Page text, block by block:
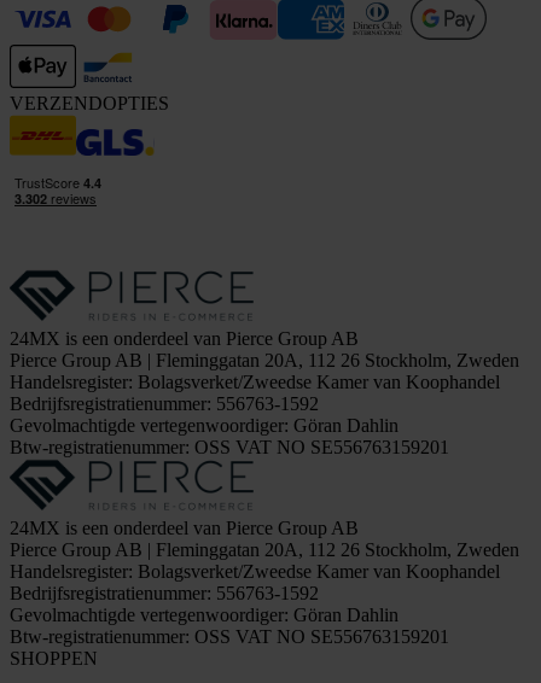
VERZENDOPTIES
24MX is een onderdeel van Pierce Group AB
Pierce Group AB | Fleminggatan 20A, 112 26 Stockholm, Zweden
Handelsregister: Bolagsverket/Zweedse Kamer van Koophandel
Bedrijfsregistratienummer: 556763-1592
Gevolmachtigde vertegenwoordiger: Göran Dahlin
Btw-registratienummer: OSS VAT NO SE556763159201
24MX is een onderdeel van Pierce Group AB
Pierce Group AB | Fleminggatan 20A, 112 26 Stockholm, Zweden
Handelsregister: Bolagsverket/Zweedse Kamer van Koophandel
Bedrijfsregistratienummer: 556763-1592
Gevolmachtigde vertegenwoordiger: Göran Dahlin
Btw-registratienummer: OSS VAT NO SE556763159201
SHOPPEN